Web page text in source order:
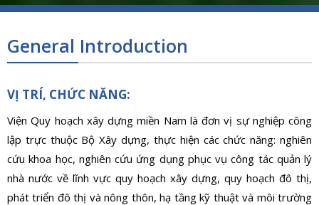
General Introduction
VỊ TRÍ, CHỨC NĂNG:
Viện Quy hoạch xây dựng miền Nam là đơn vị sự nghiệp công
lập trực thuộc Bộ Xây dựng, thực hiện các chức năng: nghiên
cứu khoa học, nghiên cứu ứng dụng phục vụ công tác quản lý
nhà nước về lĩnh vực quy hoạch xây dựng, quy hoạch đô thị,
phát triển đô thị và nông thôn, hạ tầng kỹ thuật và môi trường